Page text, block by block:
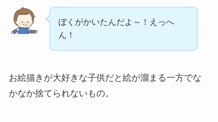
ぼくがかいたんだよ～！えっへ
ん！
お絵描きが大好きな子供だと絵が溜まる一方でな
かなか捨てられないもの。